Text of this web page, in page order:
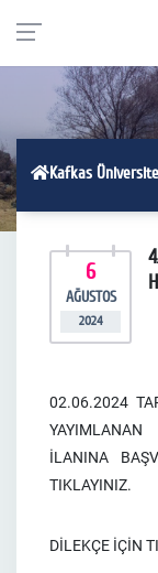
Kafkas
6
AĞUSTOS
2024
02.06.2024
İLANINA
TIKLAYINIZ.
DİLEKÇE İÇİN